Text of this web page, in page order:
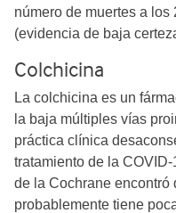
número de muertes a
(evidencia de baja
Colchicina
La colchicina es un
la baja múltiples vías
práctica clínica
tratamiento de la COVID-
de la Cochrane encontró
probablemente tiene